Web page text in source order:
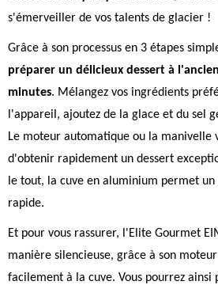
s'émerveiller de vos talents de glacier !
Grâce à son processus en 3 étapes
préparer un délicieux dessert à
minutes. Mélangez vos ingrédients
l'appareil, ajoutez de la glace et du sel
Le moteur automatique ou la manivelle
d'obtenir rapidement un dessert
le tout, la cuve en aluminium permet
rapide.
Et pour vous rassurer, l'Elite Gourmet
manière silencieuse, grâce à son
facilement à la cuve. Vous pourrez ainsi